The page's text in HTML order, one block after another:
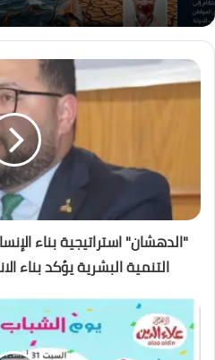
"الدهشان" استراتيجية بناء
التنمية البشرية يؤكد بناء